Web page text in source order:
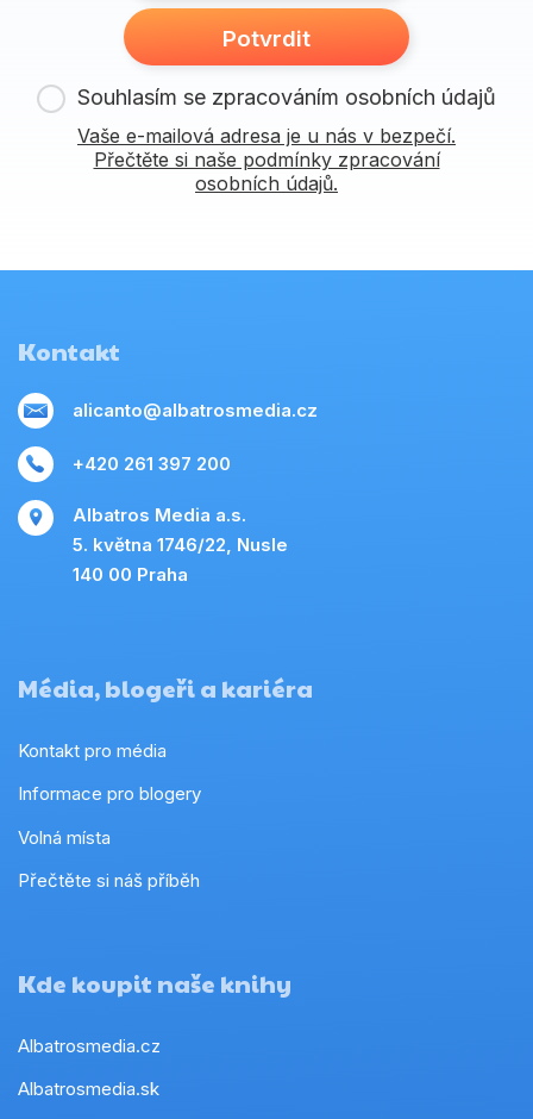
Potvrdit
Souhlasím se zpracováním osobních údajů
Vaše e-mailová adresa je u nás v bezpečí.
Přečtěte si naše podmínky zpracování
osobních údajů.
Kontakt
alicanto@albatrosmedia.cz
+420 261 397 200
Albatros Media a.s.
5. května 1746/22, Nusle
140 00 Praha
Média, blogeři a kariéra
Kontakt pro média
Informace pro blogery
Volná místa
Přečtěte si náš příběh
Kde koupit naše knihy
Albatrosmedia.cz
Albatrosmedia.sk